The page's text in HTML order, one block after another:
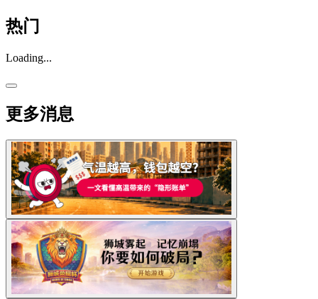
热门
Loading...
更多消息